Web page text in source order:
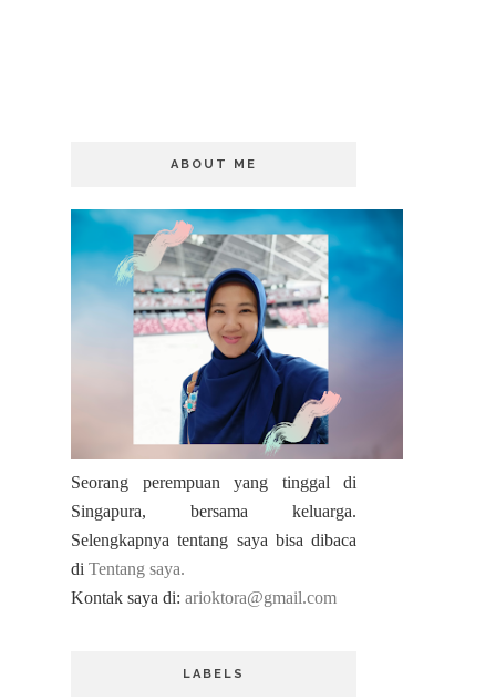
ABOUT ME
Seorang perempuan yang tinggal di
Singapura, bersama keluarga.
Selengkapnya tentang saya bisa dibaca
di Tentang saya.
Kontak saya di: arioktora@gmail.com
LABELS